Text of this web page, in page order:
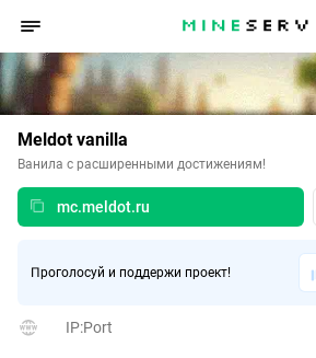
Meldot vanilla
Ванила с расширенными достижениям!
mc.meldot.ru
Проголосуй и поддержи проект!
IP:Port